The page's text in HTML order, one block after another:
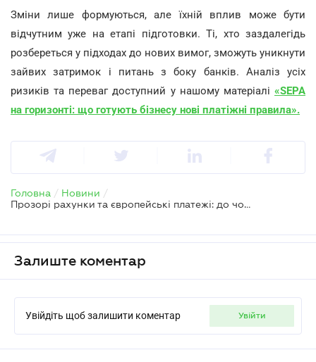
Зміни лише формуються, але їхній вплив може бути
відчутним уже на етапі підготовки. Ті, хто заздалегідь
розбереться у підходах до нових вимог, зможуть уникнути
зайвих затримок і питань з боку банків. Аналіз усіх
ризиків та переваг доступний у нашому матеріалі «SEPA
на горизонті: що готують бізнесу нові платіжні правила».
Головна / Новини /
Прозорі рахунки та європейські платежі: до чого готуватися ФОПам та бухгалтерам
Залиште коментар
Увійдіть щоб залишити коментар увійти